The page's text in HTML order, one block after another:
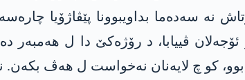
نە سەدەما بداویبوونا پێڤاژۆیا
ئۆجەلان ڤییابا، د رۆژەکێ دا ل
کو چ لایەنان نەخواست ل ھەڤ بکەن.